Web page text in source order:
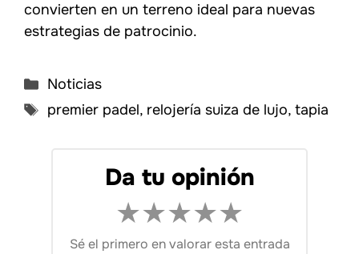
convierten en un terreno ideal para nuevas
estrategias de patrocinio.
Categorías
Noticias
Etiquetas
premier padel, relojería suiza de lujo, tapia
Da tu opinión
★★★★★
Sé el primero en valorar esta entrada